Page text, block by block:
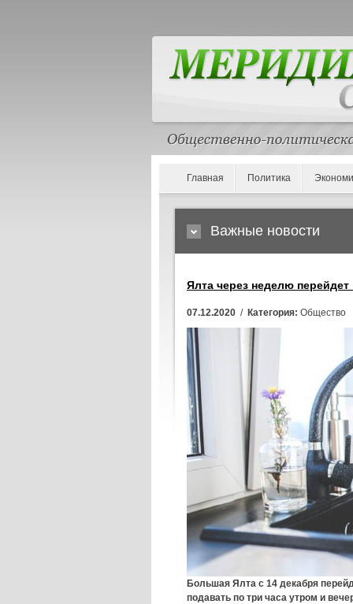
Главная Политика
Важные новости
Ялта через неделю
07.12.2020 / Категория: Общество
Большая Ялта с 14 декабря
подавать по три часа утром и